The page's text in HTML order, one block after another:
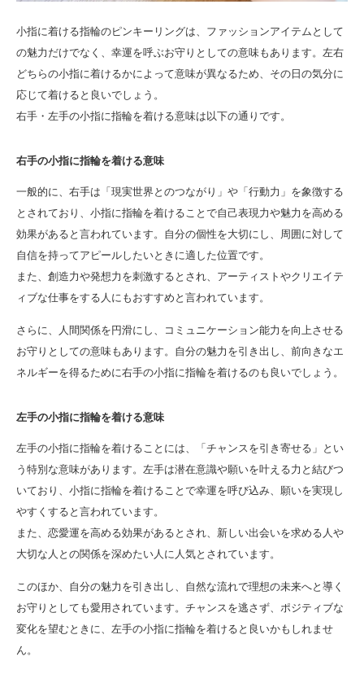
小指に着ける指輪のピンキーリングは、ファッションアイテムとして
の魅力だけでなく、幸運を呼ぶお守りとしての意味もあります。左右
どちらの小指に着けるかによって意味が異なるため、その日の気分に
応じて着けると良いでしょう。
右手・左手の小指に指輪を着ける意味は以下の通りです。
右手の小指に指輪を着ける意味
一般的に、右手は「現実世界とのつながり」や「行動力」を象徴する
とされており、小指に指輪を着けることで自己表現力や魅力を高める
効果があると言われています。自分の個性を大切にし、周囲に対して
自信を持ってアピールしたいときに適した位置です。
また、創造力や発想力を刺激するとされ、アーティストやクリエイテ
ィブな仕事をする人にもおすすめと言われています。
さらに、人間関係を円滑にし、コミュニケーション能力を向上させる
お守りとしての意味もあります。自分の魅力を引き出し、前向きなエ
ネルギーを得るために右手の小指に指輪を着けるのも良いでしょう。
左手の小指に指輪を着ける意味
左手の小指に指輪を着けることには、「チャンスを引き寄せる」とい
う特別な意味があります。左手は潜在意識や願いを叶える力と結びつ
いており、小指に指輪を着けることで幸運を呼び込み、願いを実現し
やすくすると言われています。
また、恋愛運を高める効果があるとされ、新しい出会いを求める人や
大切な人との関係を深めたい人に人気とされています。
このほか、自分の魅力を引き出し、自然な流れで理想の未来へと導く
お守りとしても愛用されています。チャンスを逃さず、ポジティブな
変化を望むときに、左手の小指に指輪を着けると良いかもしれませ
ん。